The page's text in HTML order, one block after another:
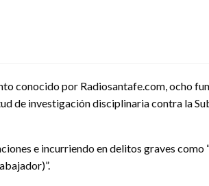
conocido por Radiosantafe.com, ocho
de investigación disciplinaria contra la
e incurriendo en delitos graves